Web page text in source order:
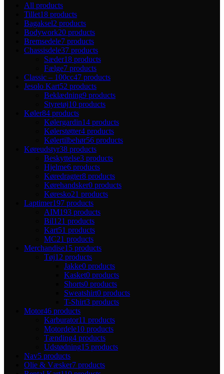
All products
Tillet18 products
Bagaksel2 products
Bodywork20 products
Bremsedele7 products
Chassisdele37 products
Sæder18 products
Fælge7 products
Classic – 100cc47 products
Jesolo Kart52 products
Beklædning9 products
Styretøj10 products
Køler84 products
Kølergardin14 products
Kølerstøtter4 products
Kølertilbehør56 products
Køreudstyr38 products
Beskyttelse3 products
Hjelme6 products
Køredragter8 products
Kørehandsker0 products
Køresko21 products
Laptimer197 products
AIM193 products
Bil121 products
Kart51 products
MC21 products
Merchandise15 products
Tøj12 products
Jakke0 products
Kasket0 products
Shorts0 products
Sweatshirt0 products
T-Shirt3 products
Motor46 products
Karburator11 products
Motordele10 products
Tænding4 products
Udstødning15 products
Nav5 products
Olie & Væsker7 products